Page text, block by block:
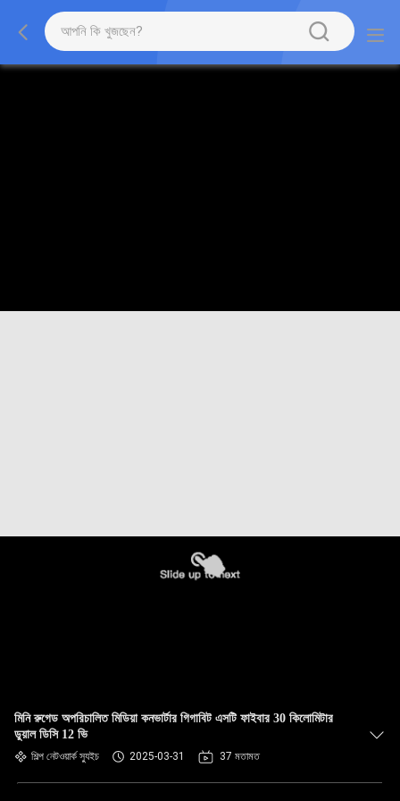
মিনি রুগেড অপরিচালিত মিডিয়া কনভার্টার গিগাবিট এসটি ফাইবার 30 কিলোমিটার
ডুয়াল ডিসি 12 ভি
শিল্প নেটওয়ার্ক স্যুইচ 2025-03-31 37 মতামত